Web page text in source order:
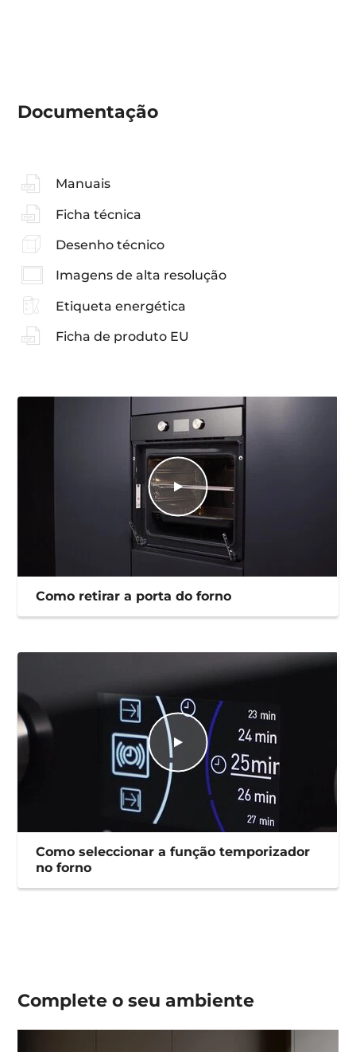
Documentação
Manuais
Ficha técnica
Desenho técnico
Imagens de alta resolução
Etiqueta energética
Ficha de produto EU
Como retirar a porta do forno
Como seleccionar a função temporizador
no forno
Complete o seuambiente